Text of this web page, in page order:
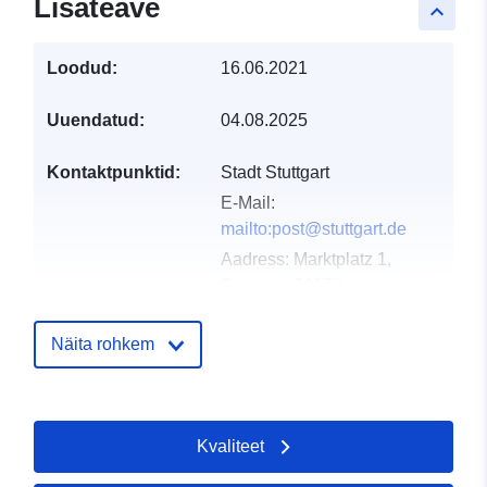
keyboard_arrow_up
Lisateave
Loodud: 16.06.2021
Uuendatud: 04.08.2025
Kontaktpunktid:
Stadt Stuttgart
E-Mail:
mailto:post@stuttgart.de
Aadress: Marktplatz 1,
2026
Ajakohastatud veebisaidil
25 July 2026
Näita rohkem
Kvaliteet